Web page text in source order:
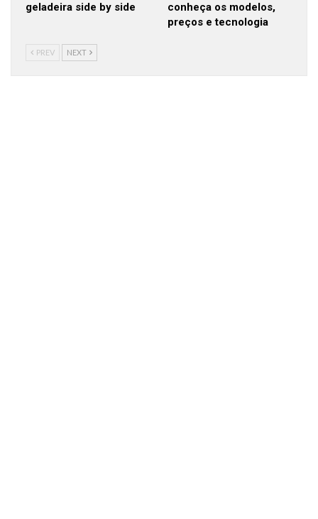
geladeira side by side
conheça os modelos,
preços e tecnologia
PREV NEXT